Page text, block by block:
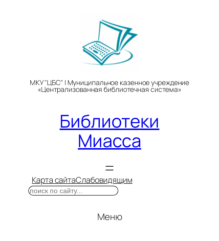
МКУ "ЦБС" | Муниципальное казенное учреждение
«Централизованная библиотечная система»
Библиотеки
Миасса
Карта сайтаСлабовидящим
Поиск
Меню